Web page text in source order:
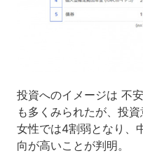
投資へのイメージは 不
も多くみられたが、投
女性では4割弱となり、
向が高いことが判明。